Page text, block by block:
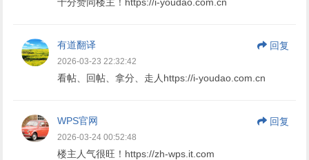
有道翻译 回复
2026-03-23 22:32:42
看帖、回帖、拿分、走人https://i-youdao.com.cn
WPS官网 回复
2026-03-24 00:52:48
楼主人气很旺！https://zh-wps.it.com